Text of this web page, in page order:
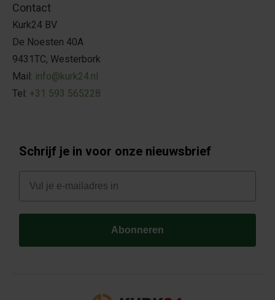
Contact
Kurk24 BV
De Noesten 40A
9431TC, Westerbork
Mail: info@kurk24.nl
Tel: +31 593 565228
Schrijf je in voor onze nieuwsbrief
E-mail
Abonneren